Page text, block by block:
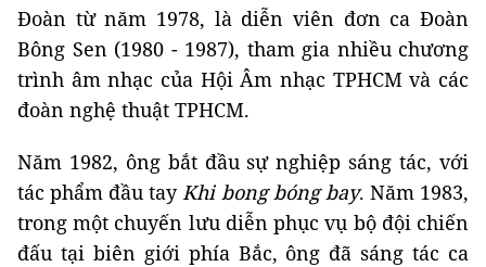
Đoàn từ năm 1978, là diễn viên đơn ca Đoàn
Bông Sen (1980 - 1987), tham gia nhiều chương
trình âm nhạc của Hội Âm nhạc TPHCM và các
đoàn nghệ thuật TPHCM.
Năm 1982, ông bắt đầu sự nghiệp sáng tác, với
tác phẩm đầu tayKhi bong bóng bay. Năm 1983,
trong một chuyến lưu diễn phục vụ bộ đội chiến
đấu tại biên giới phía Bắc, ông đã sáng tác ca